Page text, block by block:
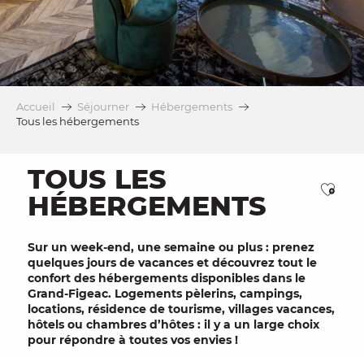
Accueil Séjourner
Hébergements
Tous les hébergements
TOUS LES
HÉBERGEMENTS
Sur un week-end, une semaine ou plus : prenez
quelques jours de vacances et découvrez tout le
confort des hébergements disponibles dans le
Grand-Figeac. Logements pèlerins, campings,
locations, résidence de tourisme, villages vacances,
hôtels ou chambres d’hôtes : il y a un large choix
pour répondre à toutes vos envies !